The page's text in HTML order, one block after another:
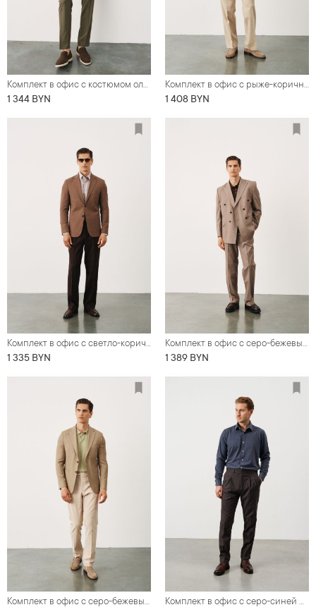
Комплект в офис с костюмом оливкового цвета ( костюм, рубашка, обувь)
1 344 BYN
Комплект в офис с рыже-коричневым пиджаком из смеси льна и хлопка с диагональной фактурой (пиджак, футболка, обувь, брюки, нагрудный платок)
1 408 BYN
Комплект в офис с светло-коричневым пиджаком из хлопковой ткани (пиджак, рубашка, обувь, брюки)
1 335 BYN
Комплект в офис с серо-бежевым двубортным костюмом оверсайз (костюм, футболка, обувь)
1 389 BYN
Комплект в офис с серо-бежевым пиджаком из смесовой ткани со льном (пиджак, футболка, обувь, брюки) Комплект в офис с серо-синей рубашкой меланж из трикотажного полотна (рубашка, брюки, обувь)